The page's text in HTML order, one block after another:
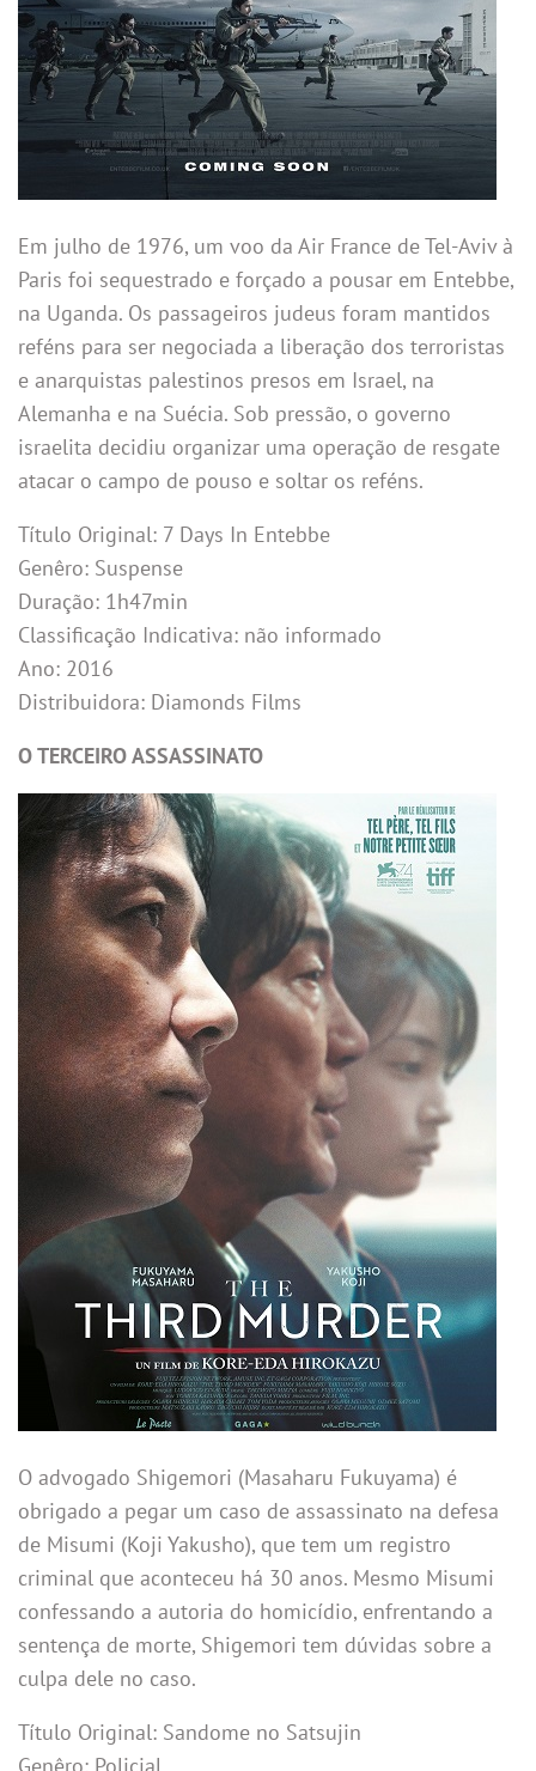
Em julho de 1976, um voo da Air France de Tel-Aviv à
Paris foi sequestrado e forçado a pousar em Entebbe,
na Uganda. Os passageiros judeus foram mantidos
reféns para ser negociada a liberação dos terroristas
e anarquistas palestinos presos em Israel, na
Alemanha e na Suécia. Sob pressão, o governo
israelita decidiu organizar uma operação de resgate
atacar o campo de pouso e soltar os reféns.
Título Original: 7 Days In Entebbe
Genêro: Suspense
Duração: 1h47min
Classificação Indicativa: não informado
Ano: 2016
Distribuidora: Diamonds Films
O TERCEIRO ASSASSINATO
O advogado Shigemori (Masaharu Fukuyama) é
obrigado a pegar um caso de assassinato na defesa
de Misumi (Koji Yakusho), que tem um registro
criminal que aconteceu há 30 anos. Mesmo Misumi
confessando a autoria do homicídio, enfrentando a
sentença de morte, Shigemori tem dúvidas sobre a
culpa dele no caso.
Título Original: Sandome no Satsujin
Genêro: Policial